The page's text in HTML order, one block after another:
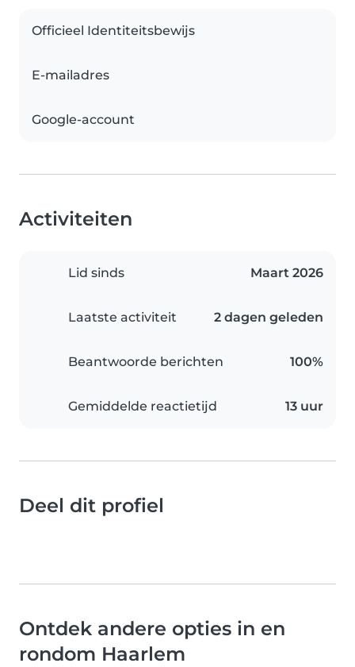
Officieel Identiteitsbewijs
E-mailadres
Google-account
Activiteiten
Lid sinds Maart 2026
Laatste activiteit 2 dagen geleden
Beantwoorde berichten 100%
Gemiddelde reactietijd 13 uur
Deel dit profiel
Ontdek andere opties in en
rondom Haarlem